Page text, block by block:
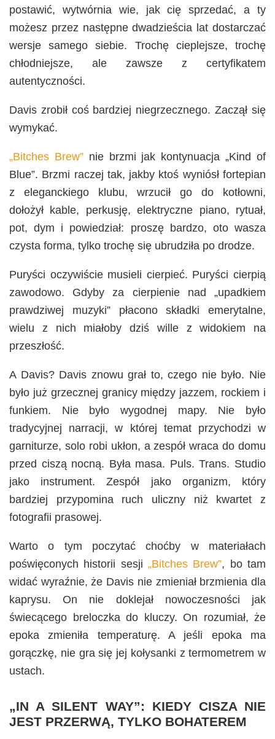
postawić, wytwórnia wie, jak cię sprzedać, a ty
możesz przez następne dwadzieścia lat dostarczać
wersje samego siebie. Trochę cieplejsze, trochę
chłodniejsze, ale zawsze z certyfikatem
autentyczności.
Davis zrobił coś bardziej niegrzecznego. Zaczął się
wymykać.
„Bitches Brew”nie brzmi jak kontynuacja „Kind of
Blue”. Brzmi raczej tak, jakby ktoś wyniósł fortepian
z eleganckiego klubu, wrzucił go do kotłowni,
dołożył kable, perkusję, elektryczne piano, rytuał,
pot, dym i powiedział: proszę bardzo, oto wasza
czysta forma, tylko trochę się ubrudziła po drodze.
Puryści oczywiście musieli cierpieć. Puryści cierpią
zawodowo. Gdyby za cierpienie nad „upadkiem
prawdziwej muzyki” płacono składki emerytalne,
wielu z nich miałoby dziś wille z widokiem na
przeszłość.
A Davis? Davis znowu grał to, czego nie było. Nie
było już grzecznej granicy między jazzem, rockiem i
funkiem. Nie było wygodnej mapy. Nie było
tradycyjnej narracji, w której temat przychodzi w
garniturze, solo robi ukłon, a zespół wraca do domu
przed ciszą nocną. Była masa. Puls. Trans. Studio
jako instrument. Zespół jako organizm, który
bardziej przypomina ruch uliczny niż kwartet z
fotografii prasowej.
Warto o tym poczytać choćby w materiałach
poświęconych historii sesji „Bitches Brew”, bo tam
widać wyraźnie, że Davis nie zmieniał brzmienia dla
kaprysu. On nie doklejał nowoczesności jak
świecącego breloczka do kluczy. On rozumiał, że
epoka zmieniła temperaturę. A jeśli epoka ma
gorączkę, nie gra się jej kołysanki z termometrem w
ustach.
„IN A SILENT WAY”: KIEDY CISZA NIE
JEST PRZERWĄ, TYLKO BOHATEREM